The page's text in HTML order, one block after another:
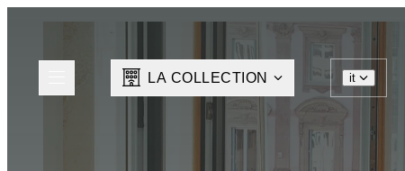
LA COLLECTION it